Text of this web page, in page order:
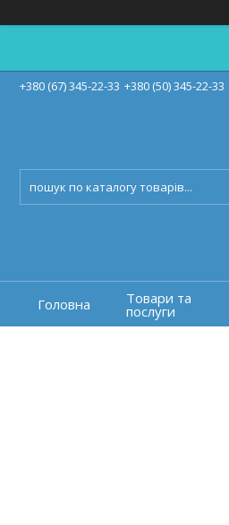
+380 (67) 345-22-33 +380 (50) 345-22-33
Головна Товари та
послуги